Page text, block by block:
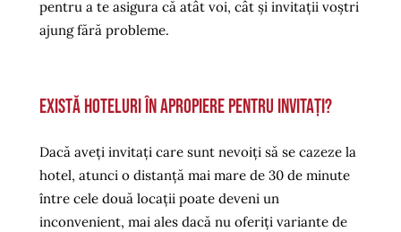
pentru a te asigura că atât voi, cât și invitații voștri
ajung fără probleme.
Există hoteluri în apropiere pentru invitați?
Dacă aveți invitați care sunt nevoiți să se cazeze la
hotel, atunci o distanță mai mare de 30 de minute
între cele două locații poate deveni un
inconvenient, mai ales dacă nu oferiți variante de